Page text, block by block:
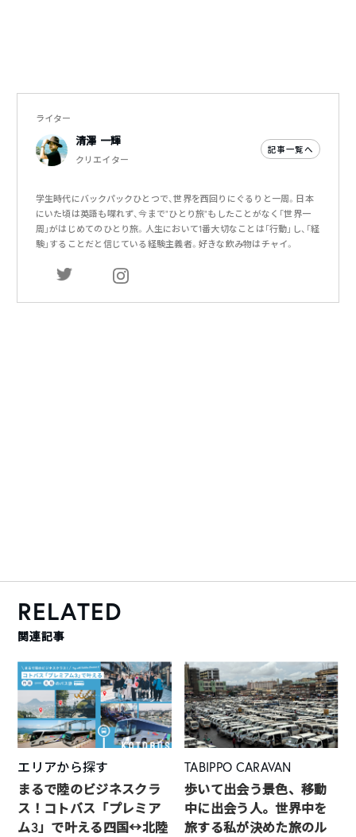
ライター
清澤 一輝
クリエイター
記事一覧へ
学生時代にバックパックひとつで、世界を西回りにぐるりと一周。日本
にいた頃は英語も喋れず、今まで”ひとり旅”もしたことがなく「世界一
周」がはじめてのひとり旅。人生において1番大切なことは「行動」し、「経
験」することだと信じている経験主義者。好きな飲み物はチャイ。
RELATED
関連記事
エリアから探す
まるで陸のビジネスクラ
ス！コトバス「プレミア
ム3」で叶える四国↔︎北陸
TABIPPO CARAVAN
歩いて出会う景色、移動
中に出会う人。世界中を
旅する私が決めた旅のル